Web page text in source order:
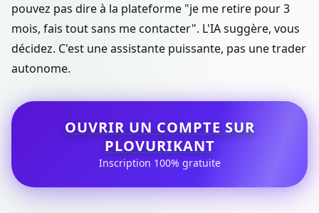
pouvez pas dire à la plateforme "je me retire pour 3
mois, fais tout sans me contacter". L'IA suggère, vous
décidez. C'est une assistante puissante, pas une trader
autonome.
OUVRIR UN COMPTE SUR
PLOVURIKANT
Inscription 100% gratuite